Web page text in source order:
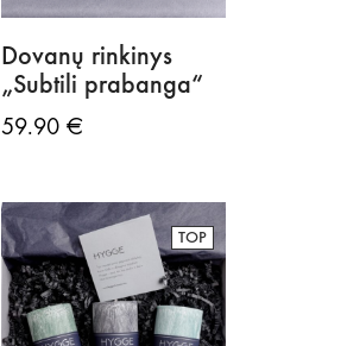
Dovanų rinkinys
„Subtili prabanga“
59.90 €
TOP